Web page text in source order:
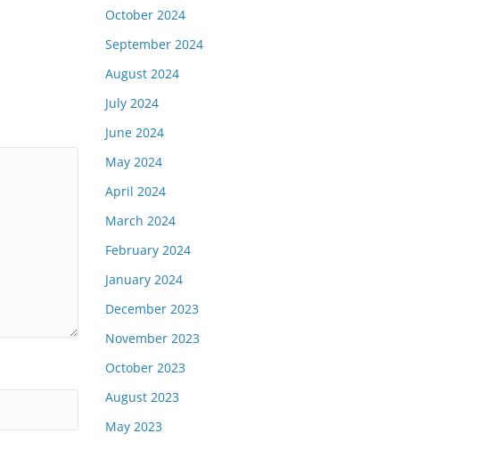
October 2024
September 2024
August 2024
July 2024
June 2024
May 2024
April 2024
March 2024
February 2024
January 2024
December 2023
November 2023
October 2023
August 2023
May 2023